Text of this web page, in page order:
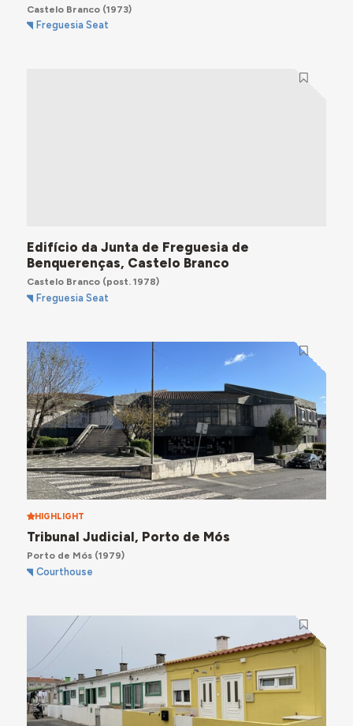
Castelo Branco(1973)
Freguesia Seat
Edifício da Junta de Freguesia de
Benquerenças, Castelo Branco
Castelo Branco(post. 1978)
Freguesia Seat
HIGHLIGHT
Tribunal Judicial, Porto de Mós
Porto de Mós(1979)
Courthouse